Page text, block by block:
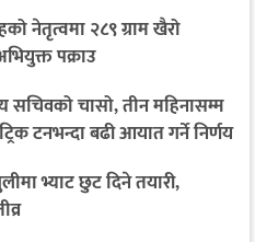
नेतृत्वमा २८९ ग्राम खैरो
पक्राउ
सचिवको चासो, तीन महिनासम्म
टनभन्दा बढी आयात गर्ने निर्णय
भ्याट छुट दिने तयारी,